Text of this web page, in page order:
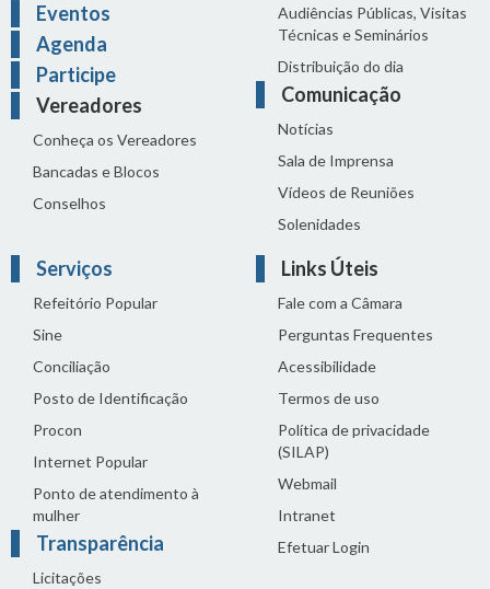
Eventos
Agenda
Participe
Vereadores
Conheça os Vereadores
Bancadas e Blocos
Conselhos
Audiências Públicas, Visitas
Técnicas e Seminários
Distribuição do dia
Comunicação
Notícias
Sala de Imprensa
Vídeos de Reuniões
Solenidades
Serviços
Refeitório Popular
Sine
Conciliação
Posto de Identificação
Procon
Internet Popular
Ponto de atendimento à
mulher
Transparência
Licitações
Links Úteis
Fale com a Câmara
Perguntas Frequentes
Acessibilidade
Termos de uso
Política de privacidade
(SILAP)
Webmail
Intranet
Efetuar Login